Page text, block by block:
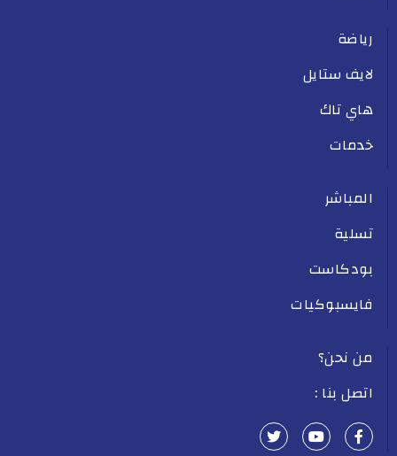
رياضة
لايف ستايل
هاي تاك
خدمات
المباشر
تسلية
بودكاست
فايسبوكيات
من نحن؟
اتصل بنا :